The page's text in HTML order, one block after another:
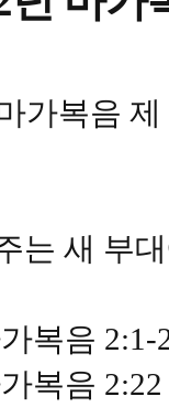
년
는 새 부
복음 2:1-
복음